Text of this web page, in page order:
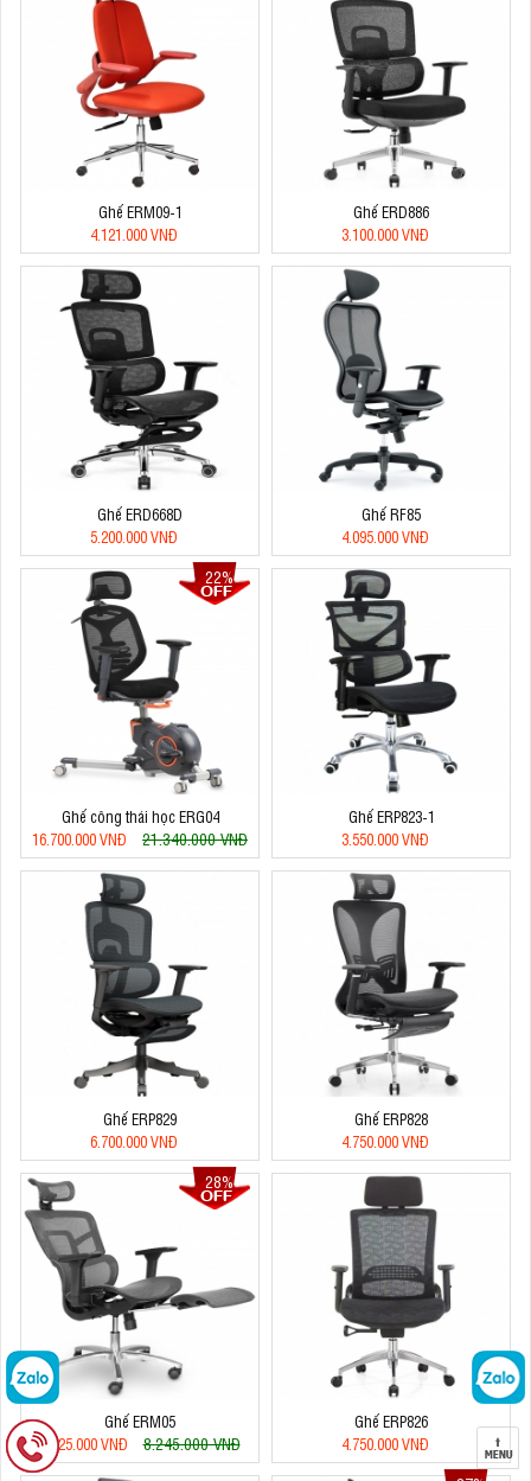
Ghế ERM09-1
4.121.000 VNĐ
Ghế ERD886
3.100.000 VNĐ
Ghế ERD668D
5.200.000 VNĐ
Ghế RF85
4.095.000 VNĐ
22%
Ghế công thái học ERG04
16.700.000 VNĐ
21.340.000 VNĐ
Ghế ERP823-1
3.550.000 VNĐ
Ghế ERP829
6.700.000 VNĐ
Ghế ERP828
4.750.000 VNĐ
28%
Ghế ERM05
5.925.000 VNĐ
8.245.000 VNĐ
Ghế ERP826
4.750.000 VNĐ